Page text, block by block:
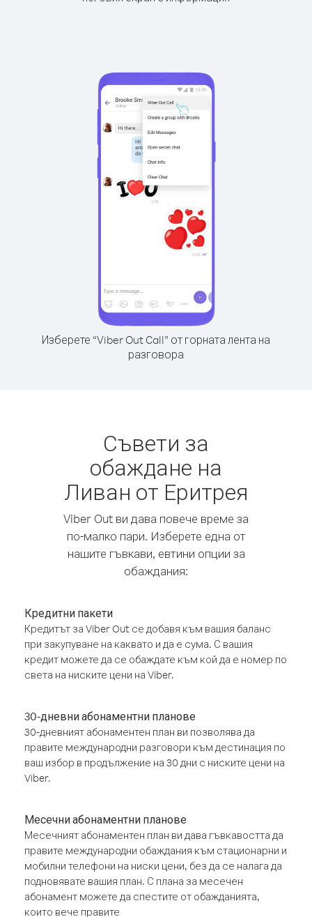
Изберете “Viber Out Call” от горната лента на
разговора
Съвети за
обаждане на
Ливан от Еритрея
Viber Out ви дава повече време за
по-малко пари. Изберете една от
нашите гъвкави, евтини опции за
обаждания:
Кредитни пакети
Кредитът за Viber Out се добавя към вашия баланс
при закупуване на каквато и да е сума. С вашия
кредит можете да се обаждате към кой да е номер по
света на ниските цени на Viber.
30-дневни абонаментни планове
30-дневният абонаментен план ви позволява да
правите международни разговори към дестинация по
ваш избор в продължение на 30 дни с ниските цени на
Viber.
Месечни абонаментни планове
Месечният абонаментен план ви дава гъвкавостта да
правите международни обаждания към стационарни и
мобилни телефони на ниски цени, без да се налага да
подновявате вашия план. С плана за месечен
абонамент можете да спестите от обажданията,
които вече правите